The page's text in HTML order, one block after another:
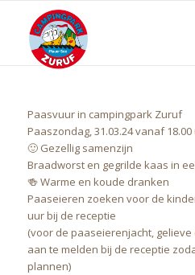
Paasvuur in campingpark Zuruf
Paaszondag, 31.03.24 vanaf
🙂 Gezellig samenzijn
Braadworst en gegrilde kaas in
🍻 Warme en koude dranken
Paaseieren zoeken voor de
uur bij de receptie
(voor de paaseierenjacht,
aan te melden bij de receptie
plannen)